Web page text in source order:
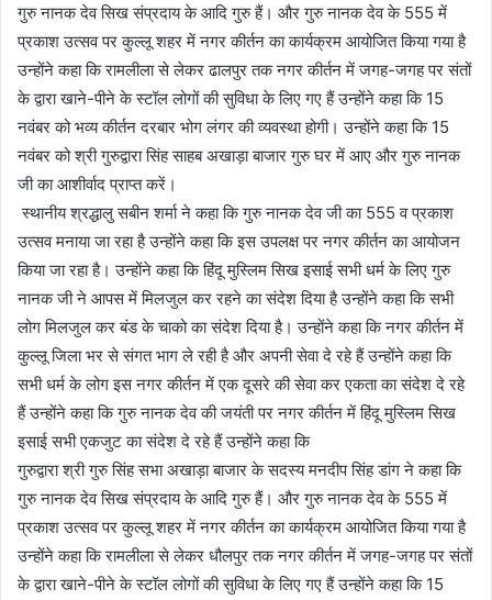
गुरु नानक देव सिख संप्रदाय के आदि गुरु हैं। और गुरु नानक देव के 555 में
प्रकाश उत्सव पर कुल्लू शहर में नगर कीर्तन का कार्यक्रम आयोजित किया गया है
उन्होंने कहा कि रामलीला से लेकर ढालपुर तक नगर कीर्तन में जगह-जगह पर संतों
के द्वारा खाने-पीने के स्टॉल लोगों की सुविधा के लिए गए हैं उन्होंने कहा कि 15
नवंबर को भव्य कीर्तन दरबार भोग लंगर की व्यवस्था होगी। उन्होंने कहा कि 15
नवंबर को श्री गुरुद्वारा सिंह साहब अखाड़ा बाजार गुरु घर में आए और गुरु नानक
जी का आशीर्वाद प्राप्त करें।
स्थानीय श्रद्धालु सबीन शर्मा ने कहा कि गुरु नानक देव जी का 555 व प्रकाश
उत्सव मनाया जा रहा है उन्होंने कहा कि इस उपलक्ष पर नगर कीर्तन का आयोजन
किया जा रहा है। उन्होंने कहा कि हिंदू मुस्लिम सिख इसाई सभी धर्म के लिए गुरु
नानक जी ने आपस में मिलजुल कर रहने का संदेश दिया है उन्होंने कहा कि सभी
लोग मिलजुल कर बंड के चाको का संदेश दिया है। उन्होंने कहा कि नगर कीर्तन में
कुल्लू जिला भर से संगत भाग ले रही है और अपनी सेवा दे रहे हैं उन्होंने कहा कि
सभी धर्म के लोग इस नगर कीर्तन में एक दूसरे की सेवा कर एकता का संदेश दे रहे
हैं उन्होंने कहा कि गुरु नानक देव की जयंती पर नगर कीर्तन में हिंदू मुस्लिम सिख
इसाई सभी एकजुट का संदेश दे रहे हैं उन्होंने कहा कि
गुरुद्वारा श्री गुरु सिंह सभा अखाड़ा बाजार के सदस्य मनदीप सिंह डांग ने कहा कि
गुरु नानक देव सिख संप्रदाय के आदि गुरु हैं। और गुरु नानक देव के 555 में
प्रकाश उत्सव पर कुल्लू शहर में नगर कीर्तन का कार्यक्रम आयोजित किया गया है
उन्होंने कहा कि रामलीला से लेकर धौलपुर तक नगर कीर्तन में जगह-जगह पर संतों
के द्वारा खाने-पीने के स्टॉल लोगों की सुविधा के लिए गए हैं उन्होंने कहा कि 15